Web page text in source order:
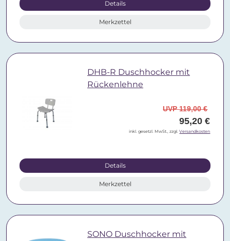
Details
Merkzettel
DHB-R Duschhocker mit
Rückenlehne
UVP 119,00 €
95,20 €
inkl. gesetzl. MwSt., zzgl.Versandkosten
Details
Merkzettel
SONO Duschhocker mit